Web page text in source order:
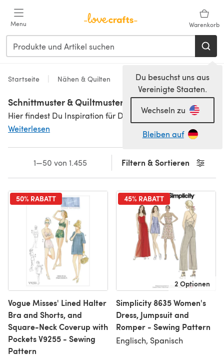
Menu Warenkorb
Du besuchst uns aus
Vereinigte Staaten.
Wechseln zu
Bleiben auf
Startseite Nähen & Quilten
Schnittmuster & Quiltmuster
Weiterlesen
Filtern & Sortieren
1—50 von 1.455
50% RABATT
Vogue Misses' Lined Halter
Bra and Shorts, and
Square-Neck Coverup with
Pockets V9255 - Sewing
Pattern
45% RABATT
2 Optionen
Simplicity 8635 Women's
Dress, Jumpsuit and
Romper - Sewing Pattern
Englisch, Spanisch